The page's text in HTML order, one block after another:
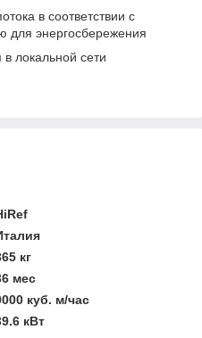
в соответствии с
для энергосбережения
локальной сети
кг
мес
куб. м/час
кВт